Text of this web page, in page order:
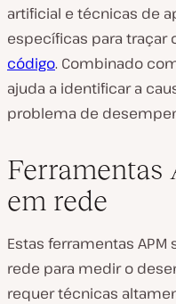
artificial e técnicas de
específicas para traçar
código. Combinado
ajuda a identificar a
problema de
Ferramentas
em rede
Estas ferramentas
rede para medir o
requer técnicas